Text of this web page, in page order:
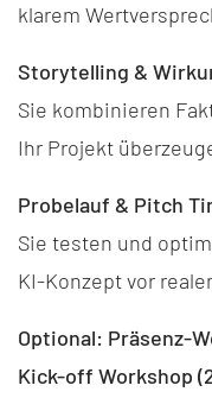
klarem
Storytelling &
Sie kombinieren
Ihr Projekt
Probelauf & Pitch
Sie testen und
KI-Konzept vor
Optional: Präsenz-
Kick-off Workshop